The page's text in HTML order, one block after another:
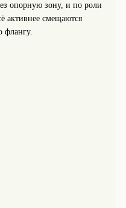
опорную зону, и по роли
активнее смещаются
флангу.